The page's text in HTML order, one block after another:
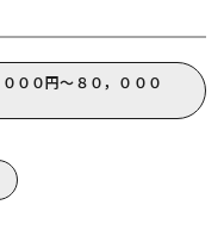
００円～８０，０００